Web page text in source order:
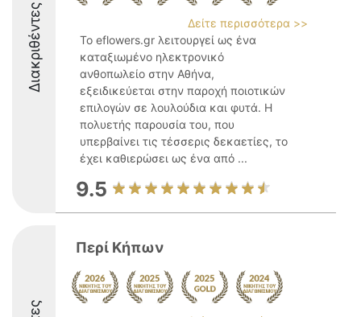
Διακριθέντες
Δείτε περισσότερα >>
Το eflowers.gr λειτουργεί ως ένα
καταξιωμένο ηλεκτρονικό
ανθοπωλείο στην Αθήνα,
εξειδικεύεται στην παροχή ποιοτικών
επιλογών σε λουλούδια και φυτά. Η
πολυετής παρουσία του, που
υπερβαίνει τις τέσσερις δεκαετίες, το
έχει καθιερώσει ως ένα από ...
9.5
Περί Κήπων